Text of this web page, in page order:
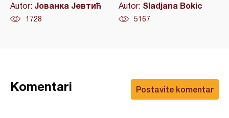
Autor: Јованка Јевтић
1728
Autor: Sladjana Bokic
5167
Postavite komentar
Komentari